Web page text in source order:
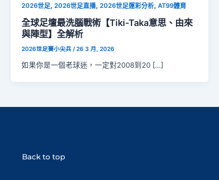
2026世足,2026世足直播,2026世足運彩分析,AT99體育
全球足壇最洗腦戰術【Tiki-Taka意思、由來
與陣型】全解析
2026世足賽小尖兵/26 3 月, 2026
如果你是一個老球迷，一定對2008到20 […]
Back to top